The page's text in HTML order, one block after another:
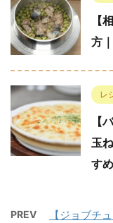
【
方
レ
【
玉
す
PREV
【ジョブチ